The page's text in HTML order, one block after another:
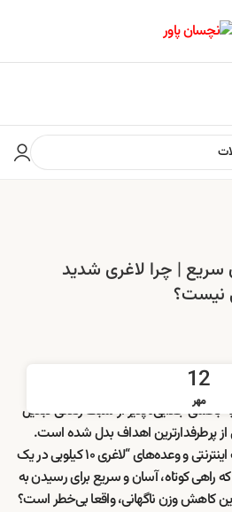
| چرا لاغری شدید
نیست؟
12
مهر
بخشی جدایی‌ناپذیر از سبک زندگی تبدیل
پرطرفدارترین اهداف بدل شده است.
بسیاری از افراد با دیدن تبلیغات اینترنتی و وعده‌های “لاغری ۱۰ کیلویی در یک
کوتاه، آسان و سریع برای رسیدن به
این کاهش وزن ناگهانی، واقعا بی‌خطر است؟